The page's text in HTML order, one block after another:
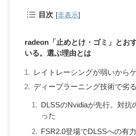
目次 [非表示]
radeon「止めとけ・ゴミ」とお
いる。選ぶ理由とは
レイトレーシングが弱いから
ディープラーニング技術で劣
DLSSのNvidiaが先行。対抗
った
FSR2.0登場でDLSSへの有